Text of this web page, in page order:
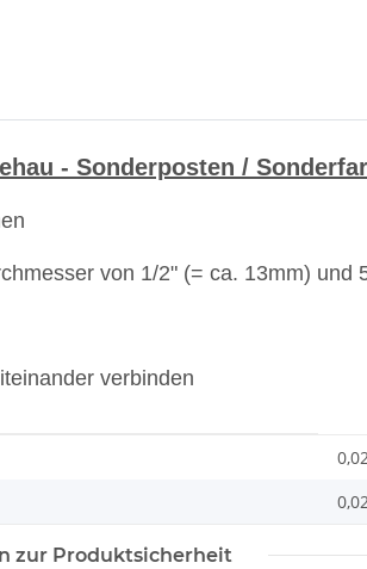
- Sonderposten /
von 1/2" (= ca. 13mm) und
verbinden
zur Produktsicherheit